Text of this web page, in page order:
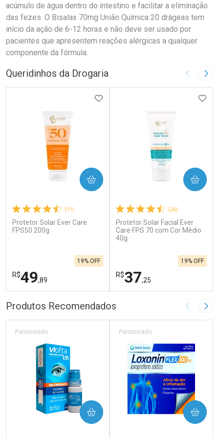
acúmulo de água dentro do intestino e facilitar a eliminação
das fezes. O Bisalax 70mg União Química 20 drágeas tem
início da ação de 6-12 horas e não deve ser usado por
pacientes que apresentem reações alérgicas a qualquer
componente da fórmula.
Queridinhos da Drogaria Imagem
(11)
Protetor Solar Ever Care
FPS50 200g
R$49,89
19% OFF
ADICIONAR AOS FAVORITOS
COMPRAR
FECHAR
Laboratório
FECHAR
Por Menos
(26)
Protetor Solar Facial Ever
Care FPS 70 com Cor Médio
40g
R$37,25
19% OFF
COMPRAR
Laboratório
Por Menos
Produtos Recomendados Imagem
Patrocinado
COMPRAR
Patrocinado
COMPRAR